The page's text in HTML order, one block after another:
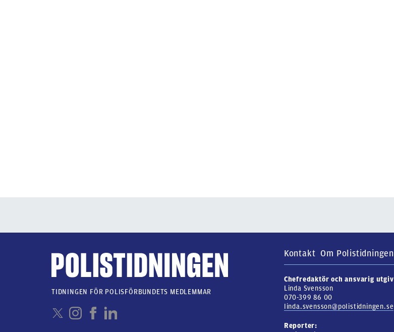
Kontakt Om Polistidningen
Chefredaktör och ansvarig
Linda Svensson
070-399 86 00
linda.svensson@polistidningen.se
Reporter:
TIDNINGEN FÖR POLISFÖRBUNDETS MEDLEMMAR